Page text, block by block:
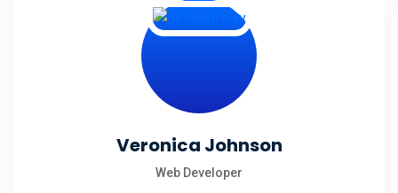
Veronica Johnson
Web Developer